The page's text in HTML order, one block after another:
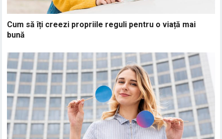
Cum să îți creezi propriile reguli pentru o viață mai
bună